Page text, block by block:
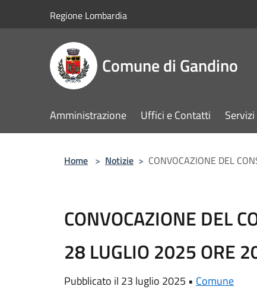
Regione Lombardia
Comune di Gandino
Amministrazione Uffici e Contatti
Home > Notizie > CONVOCAZIONE DEL
CONVOCAZIONE DEL
28 LUGLIO 2025 ORE
Pubblicato il 23 luglio 2025 • Comune